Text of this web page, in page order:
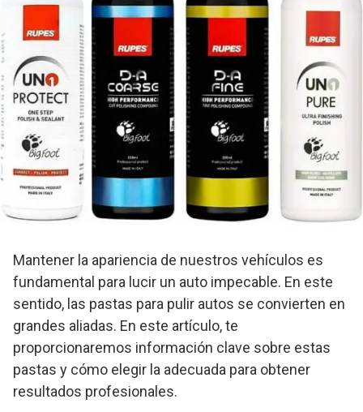
Mantener la apariencia de nuestros vehículos es
fundamental para lucir un auto impecable. En este
sentido, las pastas para pulir autos se convierten en
grandes aliadas. En este artículo, te
proporcionaremos información clave sobre estas
pastas y cómo elegir la adecuada para obtener
resultados profesionales.